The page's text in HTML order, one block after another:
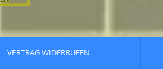
VERTRAG WIDERRUFEN